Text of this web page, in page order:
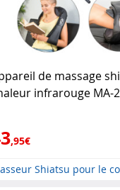
de massage
infrarouge MA-
,95€
Shiatsu pour le